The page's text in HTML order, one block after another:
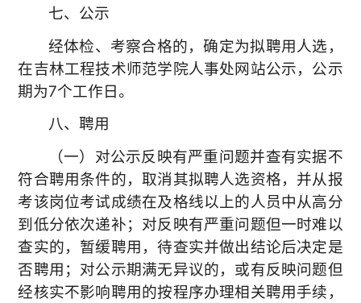
七、公示
经体检、考察合格的，确定为拟聘用人选，
在吉林工程技术师范学院人事处网站公示，公示
期为7个工作日。
八、聘用
（一）对公示反映有严重问题并查有实据不
符合聘用条件的，取消其拟聘人选资格，并从报
考该岗位考试成绩在及格线以上的人员中从高分
到低分依次递补；对反映有严重问题但一时难以
查实的，暂缓聘用，待查实并做出结论后决定是
否聘用；对公示期满无异议的，或有反映问题但
经核实不影响聘用的按程序办理相关聘用手续，